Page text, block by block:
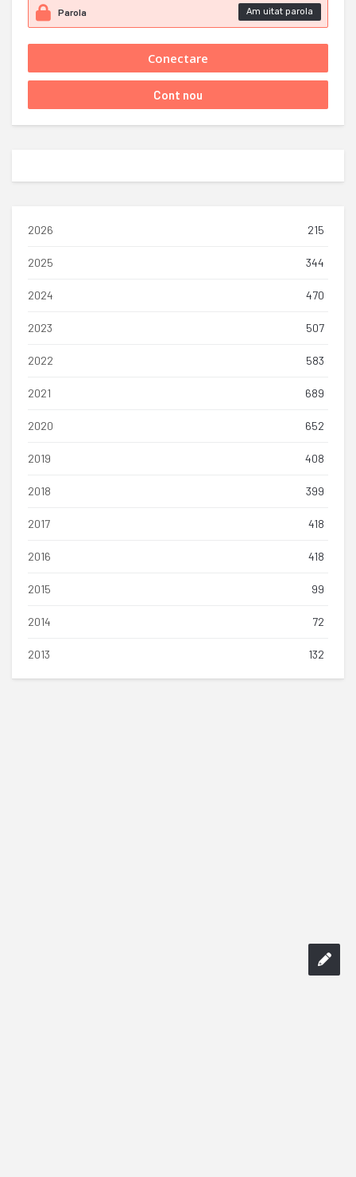
Am uitat parola
2026 215
2025 344
2024 470
2023 507
2022 583
2021 689
2020 652
2019 408
2018 399
2017 418
2016 418
2015 99
2014 72
2013 132